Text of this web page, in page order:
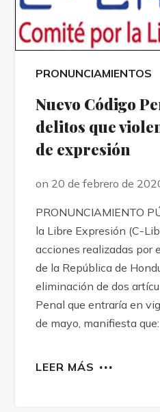
PRONUNCIAMIENTOS
Nuevo Código
delitos que
de expresión
on 20 de febrero de
PRONUNCIAMIENTO
la Libre Expresión (C-
acciones realizadas por
de la República de
eliminación de dos
Penal que entraría en
de mayo, manifiesta que:
LEER MÁS